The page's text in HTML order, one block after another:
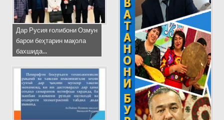
Дар Русия ғолибони Озмун
барои беҳтарин мақола
бахшида...